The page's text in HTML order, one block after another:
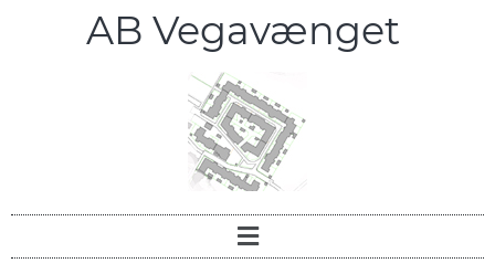
AB Vegavænget